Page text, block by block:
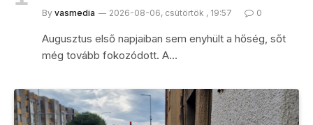
By vasmedia 2026-08-06, csütörtök , 19:57 0
Augusztus első napjaiban sem enyhült a hőség, sőt
még tovább fokozódott. A…